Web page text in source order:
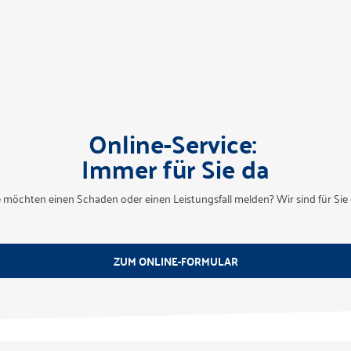
Online-Service:
Immer für Sie da
möchten einen Schaden oder einen Leistungsfall melden? Wir sind für Sie
ZUM ONLINE-FORMULAR